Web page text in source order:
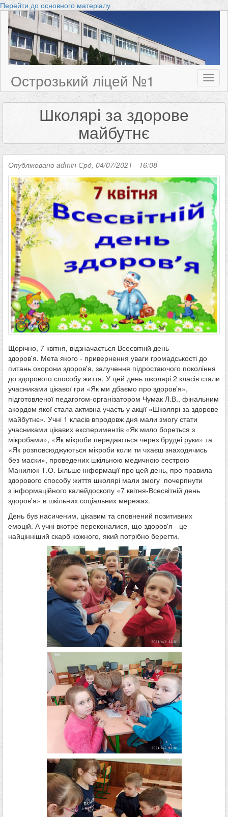
Перейти до основного матеріалу
Острозький ліцей №1
Школярі за здорове
майбутнє
Опубліковано admin Срд, 04/07/2021 - 16:08
Щорічно, 7 квітня, відзначається Всесвітній день
здоров'я. Мета якого - привернення уваги громадськості до
питань охорони здоров'я, залучення підростаючого покоління
до здорового способу життя. У цей день школярі 2 класів стали
учасниками цікавої гри «Як ми дбаємо про здоров'я»,
підготовленої педагогом-організатором Чумак Л.В., фінальним
акордом якої стала активна участь у акції «Школярі за здорове
майбутнє». Учні 1 класів впродовж дня мали змогу стати
учасниками цікавих експериментів «Як мило бореться з
мікробами», «Як мікроби передаються через брудні руки» та
«Як розповсюджуються мікроби коли ти чхаєш знаходячись
без маски», проведених шкільною медичною сестрою
Манилюк Т.О. Більше інформації про цей день, про правила
здорового способу життя школярі мали змогу почерпнути
з інформаційного калейдоскопу «7 квітня-Всесвітній день
здоров'я» в шкільних соціальних мережах.
День був насиченим, цікавим та сповнений позитивних
емоцій. А учні вкотре переконалися, що здоров'я - це
найцінніший скарб кожного, який потрібно берегти.